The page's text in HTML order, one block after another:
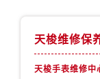
天梭维修保
天梭手表维修中